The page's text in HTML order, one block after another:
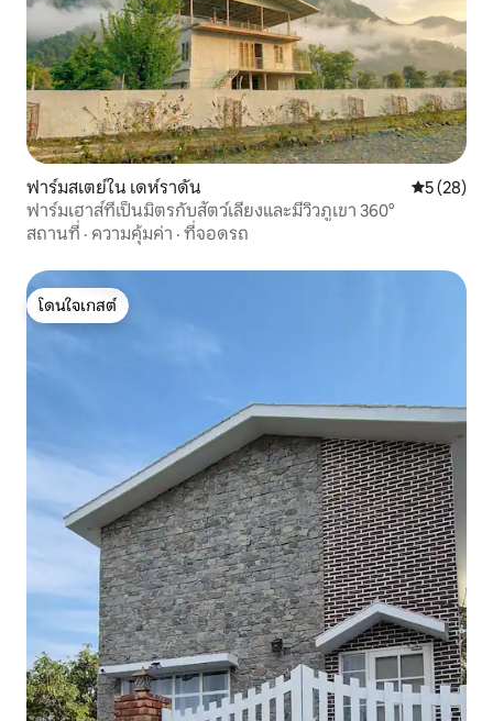
ฟาร์มสเตย์ใน เดห์ราดัน คะแนนเฉลี่
5 (28)
ฟาร์มเฮาส์ที่เป็นมิตรกับสัตว์เลี้ยงและมีวิวภูเขา 360°
สถานที่ · ความคุ้มค่า · ที่จอดรถ
โดนใจเกสต์
โดนใจเกสต์